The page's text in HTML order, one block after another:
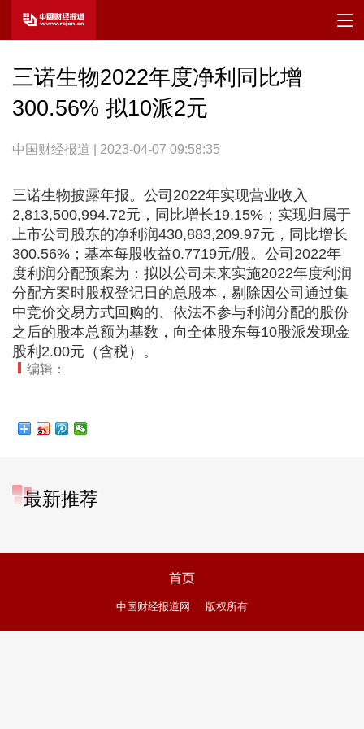
三诺生物2022年度净利同比增
300.56% 拟10派2元
中国财经报道 | 2023-04-07 09:58:35
三诺生物披露年报。公司2022年实现营业收入
2,813,500,994.72元，同比增长19.15%；实现归属于
上市公司股东的净利润430,883,209.97元，同比增长
300.56%；基本每股收益0.7719元/股。公司2022年
度利润分配预案为：拟以公司未来实施2022年度利润
分配方案时股权登记日的总股本，剔除因公司通过集
中竞价交易方式回购的、依法不参与利润分配的股份
之后的股本总额为基数，向全体股东每10股派发现金
股利2.00元（含税）。
编辑：
最新推荐
首页
中国财经报道网 版权所有